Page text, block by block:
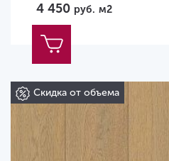
4 450 руб. м2
Скидка от объема